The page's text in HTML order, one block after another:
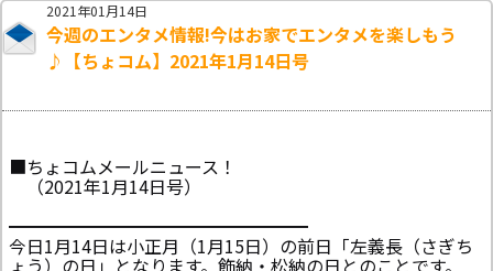
2021年01月14日
今週のエンタメ情報!今はお家でエンタメを楽しもう
♪【ちょコム】2021年1月14日号
■ちょコムメールニュース！
（2021年1月14日号）
━━━━━━━━━━━━━━━━━
今日1月14日は小正月（1月15日）の前日「左義長（さぎち
ょう）の日」となります。飾納・松納の日とのことです。